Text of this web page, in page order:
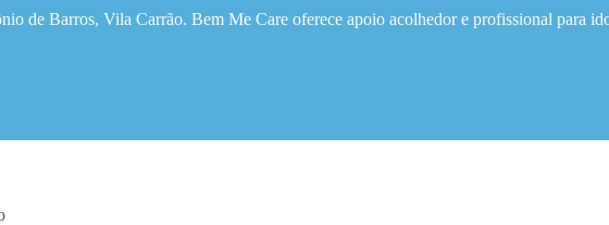
de Barros, Vila Carrão. Bem Me Care oferece apoio acolhedor e profissional para